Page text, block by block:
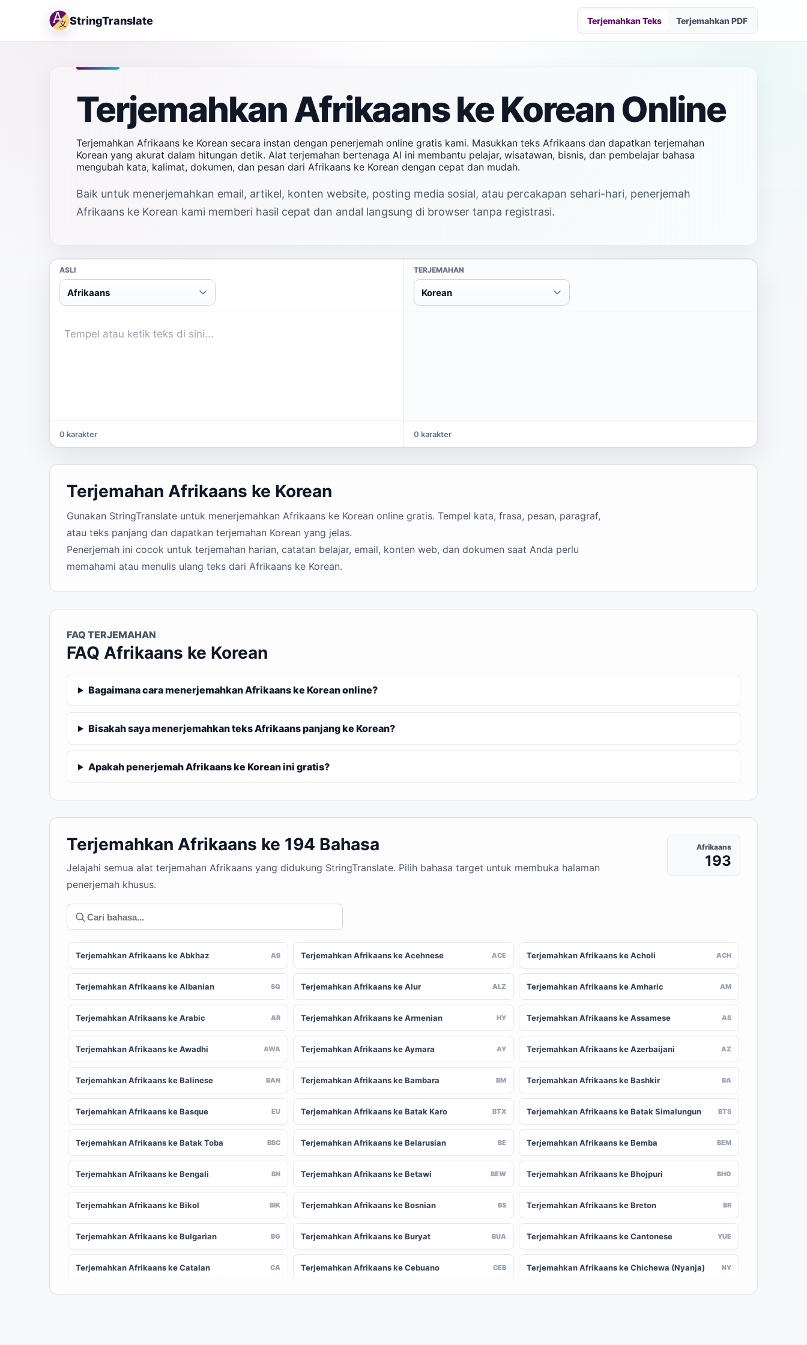
StringTranslate Terjemahkan Teks Terjemahkan PDF
Terjemahkan Afrikaans ke Korean Online
Terjemahkan Afrikaans ke Korean secara instan dengan penerjemah online gratis kami. Masukkan teks Afrikaans dan dapatkan terjemahan
Korean yang akurat dalam hitungan detik. Alat terjemahan bertenaga AI ini membantu pelajar, wisatawan, bisnis, dan pembelajar bahasa
mengubah kata, kalimat, dokumen, dan pesan dari Afrikaans ke Korean dengan cepat dan mudah.
Baik untuk menerjemahkan email, artikel, konten website, posting media sosial, atau percakapan sehari-hari, penerjemah
Afrikaans ke Korean kami memberi hasil cepat dan andal langsung di browser tanpa registrasi.
ASLI
Afrikaans
0 karakter
TERJEMAHAN
Korean
0 karakter
Terjemahan Afrikaans ke Korean
Gunakan StringTranslate untuk menerjemahkan Afrikaans ke Korean online gratis. Tempel kata, frasa, pesan, paragraf,
atau teks panjang dan dapatkan terjemahan Korean yang jelas.
Penerjemah ini cocok untuk terjemahan harian, catatan belajar, email, konten web, dan dokumen saat Anda perlu
memahami atau menulis ulang teks dari Afrikaans ke Korean.
FAQ TERJEMAHAN
FAQ Afrikaans ke Korean
Bagaimana cara menerjemahkan Afrikaans ke Korean online?
Bisakah saya menerjemahkan teks Afrikaans panjang ke Korean?
Apakah penerjemah Afrikaans ke Korean ini gratis?
Terjemahkan Afrikaans ke 194 Bahasa
Jelajahi semua alat terjemahan Afrikaans yang didukung StringTranslate. Pilih bahasa target untuk membuka halaman
penerjemah khusus.
Afrikaans
193
Terjemahkan Afrikaans ke Abkhaz AB Terjemahkan Afrikaans ke Acehnese ACE Terjemahkan Afrikaans ke Acholi ACH
Terjemahkan Afrikaans ke Albanian SQ Terjemahkan Afrikaans ke Alur ALZ Terjemahkan Afrikaans ke Amharic AM
Terjemahkan Afrikaans ke Arabic AR Terjemahkan Afrikaans ke Armenian HY Terjemahkan Afrikaans ke Assamese AS
Terjemahkan Afrikaans ke Awadhi AWA Terjemahkan Afrikaans ke Aymara AY Terjemahkan Afrikaans ke Azerbaijani AZ
Terjemahkan Afrikaans ke Balinese BAN Terjemahkan Afrikaans ke Bambara BM Terjemahkan Afrikaans ke Bashkir BA
Terjemahkan Afrikaans ke Basque EU Terjemahkan Afrikaans ke Batak Karo BTX Terjemahkan Afrikaans ke Batak Simalungun BTS
Terjemahkan Afrikaans ke Batak Toba BBC Terjemahkan Afrikaans ke Belarusian BE Terjemahkan Afrikaans ke Bemba BEM
Terjemahkan Afrikaans ke Bengali BN Terjemahkan Afrikaans ke Betawi BEW Terjemahkan Afrikaans ke Bhojpuri BHO
Terjemahkan Afrikaans ke Bikol BIK Terjemahkan Afrikaans ke Bosnian BS Terjemahkan Afrikaans ke Breton BR
Terjemahkan Afrikaans ke Bulgarian BG Terjemahkan Afrikaans ke Buryat BUA Terjemahkan Afrikaans ke Cantonese YUE
Terjemahkan Afrikaans ke Catalan CA Terjemahkan Afrikaans ke Cebuano CEB Terjemahkan Afrikaans ke Chichewa (Nyanja) NY
Terjemahkan Afrikaans ke Chinese
Terjemahkan Afrikaans ke Chinese